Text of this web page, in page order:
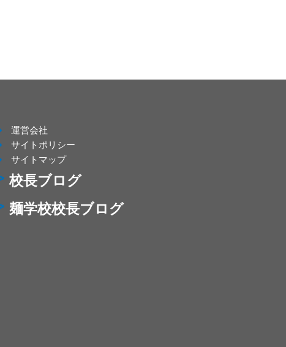
運営会社
サイトポリシー
サイトマップ
校長ブログ
麺学校校長ブログ